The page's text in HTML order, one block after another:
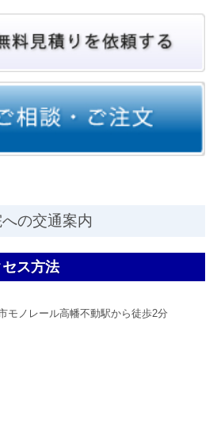
の交通案内
ス方法
モノレール高幡不動駅から徒歩2分